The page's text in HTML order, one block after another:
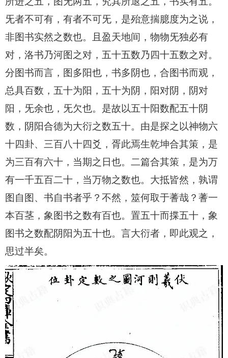
旡者不可有，有者不可旡，是殆意揣臆度为之说，
非图书实然之数也。且盈天地间，物物旡独必有
对，洛书乃河图之对，五十五数乃四十五数之对。
分图书而言，图多阳也，书多阴也，合图书而观，
总具百数，五十为阳，五十为阴，阳对阴，阴对
阳，旡余也，旡欠也。是故以五十阳数配五十阴
数，阴阳合德为大衍之数五十。由是探之以神物六
十四卦、三百八十四爻，胥此焉生乾坤合其策，是
为三百有六十，当期之日也。二篇合其策，是为万
有一千五百二十，当万物之数也。大抵皆然，孰谓
图自图、书自书者乎？不然，筮何取于蓍哉？蓍一
本百茎，象图书之数有百也。置五十而揲五十，象
图书之数配阴阳为五十也。言大衍者，即此观之，
思过半矣。